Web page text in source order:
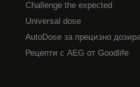
Challenge the expected
Universal dose
AutoDose за прецизно
Рецепти с AEG от Goodlife